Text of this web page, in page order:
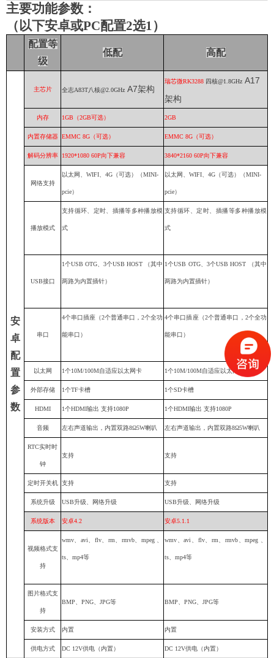
主要功能参数：
（以下安卓或PC配置2选1）
配置等
级
低配 高配
安
卓
配
置
参
数
主芯片 全志A83T八核@2.0GHz A7架构
瑞芯微RK3288 四核@1.8GHz A17
架构
内存 1GB（2GB可选） 2GB
内置存储器 EMMC 8G（可选） EMMC 8G（可选）
解码分辨率 1920*1080 60P向下兼容 3840*2160 60P向下兼容
网络支持
以太网、WIFI、 4G（可选）（MINI-
pcie）
以太网、WIFI、 4G（可选）（MINI-
pcie）
播放模式
支持循环、定时、插播等多种播放模
式
支持循环、定时、插播等多种播放模
式
USB接口
1个USB OTG 3个USB HOST （其中
两路为内置插针）
1个USB OTG、 3个USB HOST （其中
两路为内置插针）
串口
4个串口插座（2个普通串口， 2个全功
能串口）
4个串口插座（2个普通串口， 2个全功
能串口）
以太网 1个10M/100M自适应以太网卡 1个10M/100M自适应以太网卡
外部存储 1个TF卡槽 1个SD卡槽
HDMI 1个HDMI输出 支持1080P 1个HDMI输出 支持1080P
音频 左右声道输出，内置双路8Ω5W喇叭 左右声道输出，内置双路8Ω5W喇叭
RTC实时时
钟
支持 支持
定时开关机 支持 支持
系统升级 USB升级、网络升级 USB升级、网络升级
系统版本 安卓4.2 安卓5.1.1
视频格式支
持
wmv avi flv、 rm rmvb、 mpeg
ts mp4等
wmv 、avi flv、 rm 、rmvb 、mpeg
ts mp4等
图片格式支
持
BMP、PNG、JPG等 BMP、PNG、JPG等
安装方式 内置 内置
供电方式 DC 12V供电（内置） DC 12V供电（内置）